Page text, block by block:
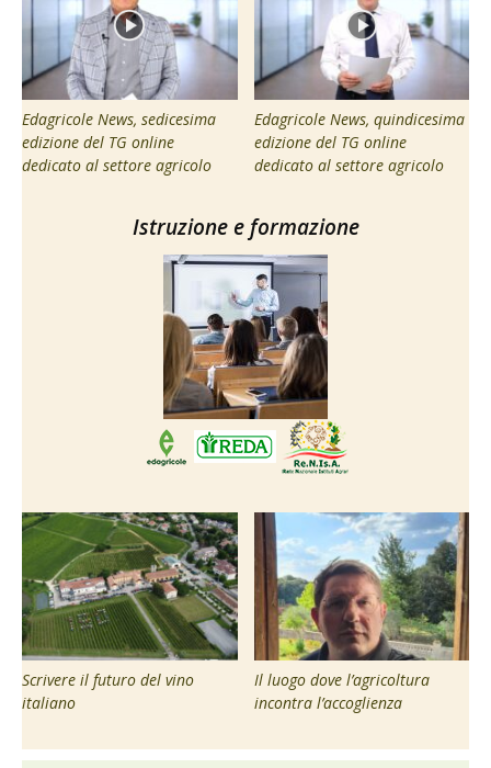
Edagricole News, sedicesima
edizione del TG online
dedicato al settore agricolo
Edagricole News, quindicesima
edizione del TG online
dedicato al settore agricolo
Istruzione e formazione
Scrivere il futuro del vino
italiano
Il luogo dove l’agricoltura
incontra l’accoglienza